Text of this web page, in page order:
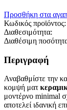
Προσθήκη στα
Κωδικός προϊόντος:
Διαθεσιμότητα:
Διαθέσιμη
Περιγραφή
Αναβαθμίστε την
κομψή ματ
μοντέρνο minimal
αποτελεί ιδανική